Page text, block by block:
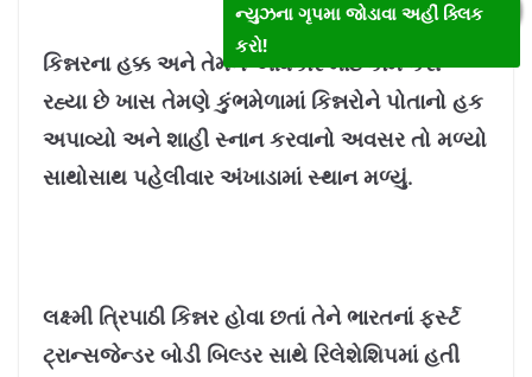
કિન્નરના હક્ક અને તેમને અધિકાર માટે કામ કરી
રહ્યા છે ખાસ તેમણે કુંભમેળામાં કિન્નરોને પોતાનો હક
અપાવ્યો અને શાહી સ્નાન કરવાનો અવસર તો મળ્યો
સાથોસાથ પહેલીવાર અંખાડામાં સ્થાન મળ્યું.
લક્ષ્મી ત્રિપાઠી કિન્નર હોવા છતાં તેને ભારતનાં ફર્સ્ટ
ટ્રાન્સજેન્ડર બોડી બિલ્ડર સાથે રિલેશેશિપમાં હતી
ન્યુઝના ગૃપમા જોડાવા અહીં ક્લિક
કરો!